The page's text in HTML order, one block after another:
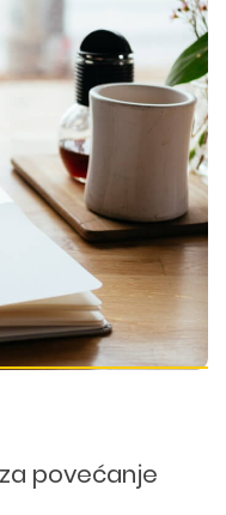
povećanje